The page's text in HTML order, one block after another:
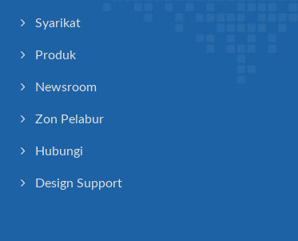
Syarikat
Produk
Newsroom
Zon Pelabur
Hubungi
Design Support